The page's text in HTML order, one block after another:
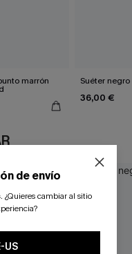
marrón Suéter
36,00 €
de envío
. ¿Quieres cambiar al sitio
US